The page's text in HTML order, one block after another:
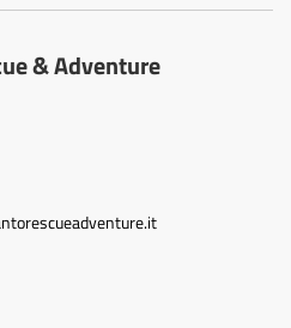
& Adventure